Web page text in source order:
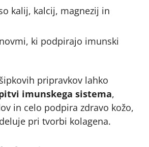
kalij, kalcij, magnezij in
ki podpirajo imunski
pripravkov lahko
imunskega sistema,
in celo podpira zdravo kožo,
pri tvorbi kolagena.